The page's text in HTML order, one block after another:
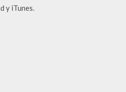
y iTunes.